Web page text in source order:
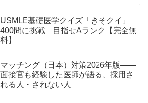
USMLE基礎医学クイズ「きそクイ」
400問に挑戦！目指せAランク【完全無
料】
マッチング（日本）対策2026年版——
面接官も経験した医師が語る、採用さ
れる人・されない人